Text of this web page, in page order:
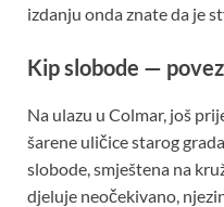
izdanju onda znate da je
Kip slobode —
Na ulazu u Colmar, još
šarene uličice starog
slobode, smještena na
djeluje neočekivano,